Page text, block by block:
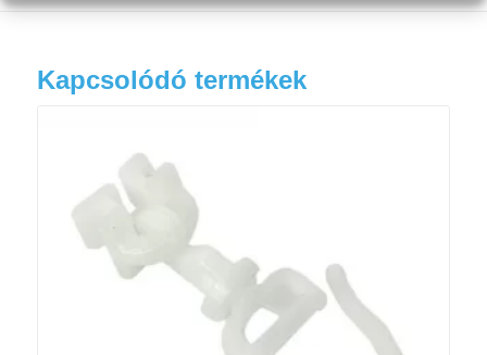
Kapcsolódó termékek